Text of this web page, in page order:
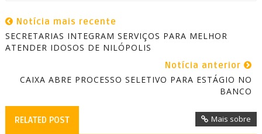
Notícia mais recente
SECRETARIAS INTEGRAM SERVIÇOS PARA MELHOR
ATENDER IDOSOS DE NILÓPOLIS
Notícia anterior
CAIXA ABRE PROCESSO SELETIVO PARA ESTÁGIO NO
BANCO
RELATED POST Mais sobre